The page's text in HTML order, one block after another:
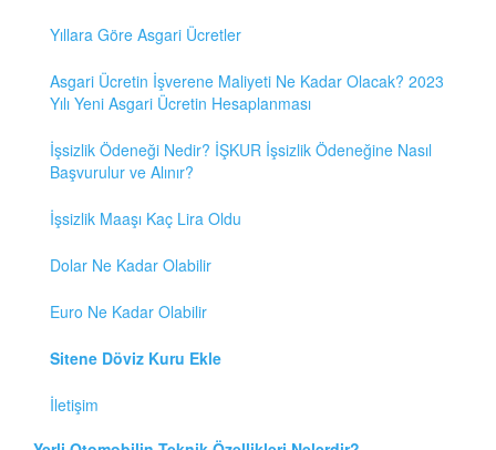
Yıllara Göre Asgari Ücretler
Asgari Ücretin İşverene Maliyeti Ne Kadar Olacak? 2023
Yılı Yeni Asgari Ücretin Hesaplanması
İşsizlik Ödeneği Nedir? İŞKUR İşsizlik Ödeneğine Nasıl
Başvurulur ve Alınır?
İşsizlik Maaşı Kaç Lira Oldu
Dolar Ne Kadar Olabilir
Euro Ne Kadar Olabilir
Sitene Döviz Kuru Ekle
İletişim